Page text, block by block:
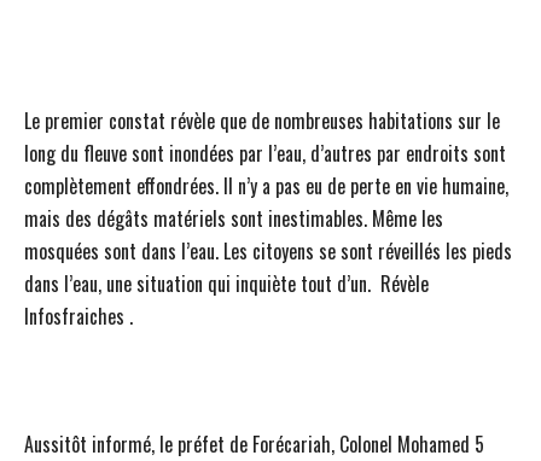
Le premier constat révèle que de nombreuses habitations sur le
long du fleuve sont inondées par l’eau, d’autres par endroits sont
complètement effondrées. Il n’y a pas eu de perte en vie humaine,
mais des dégâts matériels sont inestimables. Même les
mosquées sont dans l’eau. Les citoyens se sont réveillés les pieds
dans l’eau, une situation qui inquiète tout d’un. Révèle
Infosfraiches .
Aussitôt informé, le préfet de Forécariah, Colonel Mohamed 5